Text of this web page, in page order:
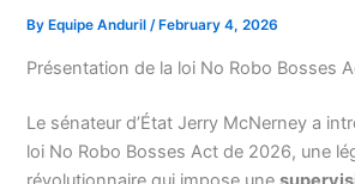
By Equipe Anduril/ February 4, 2026
Présentation de la loi No Robo Bosses
Le sénateur d’État Jerry McNerney a
loi No Robo Bosses Act de 2026, une